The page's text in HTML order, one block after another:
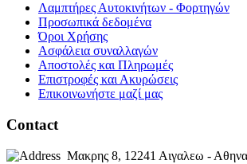
Λαμπτήρες Αυτοκινήτων - Φορτηγών
Προσωπικά δεδομένα
Όροι Χρήσης
Ασφάλεια συναλλαγών
Αποστολές και Πληρωμές
Επιστροφές και Ακυρώσεις
Επικοινωνήστε μαζί μας
Contact
Μακρης 8, 12241 Αιγαλεω - Αθηνα